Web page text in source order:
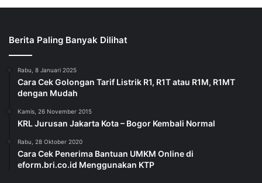
Berita Paling Banyak Dilihat
Rabu, 8 Januari 2025
Cara Cek Golongan Tarif Listrik R1, R1T atau R1M, R1MT
dengan Mudah
Kamis, 26 November 2015
KRL Jurusan Jakarta Kota – Bogor Kembali Normal
Rabu, 28 Oktober 2020
Cara Cek Penerima Bantuan UMKM Online di
eform.bri.co.id Menggunakan KTP